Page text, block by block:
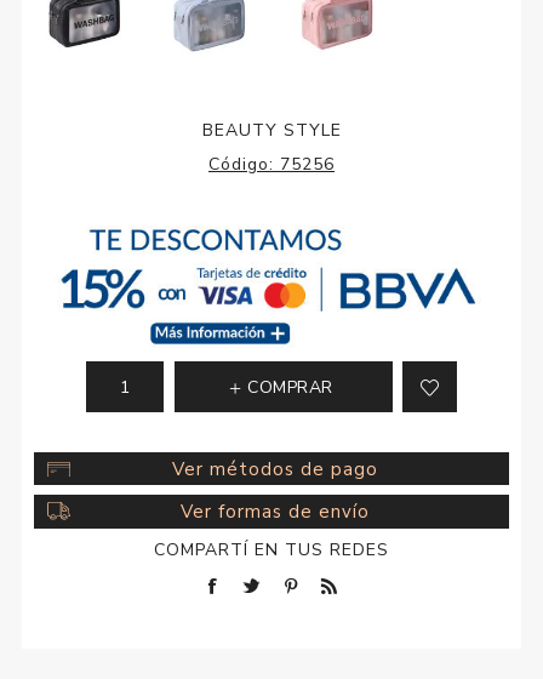
BEAUTY STYLE
Código: 75256
COMPRAR
Ver métodos de pago
Ver formas de envío
COMPARTÍ EN TUS REDES